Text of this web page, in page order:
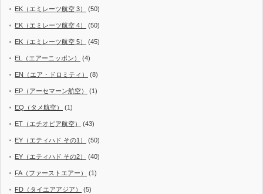
EK（エミレーツ航空 3） (50)
EK（エミレーツ航空 4） (50)
EK（エミレーツ航空 5） (45)
EL（エアーニッポン） (4)
EN（エア・ドロミティ） (8)
EP（アーセマーン航空） (1)
EQ（タメ航空） (1)
ET（エチオピア航空） (43)
EY（エティハド その1） (50)
EY（エティハド その2） (40)
FA（ファーストエアー） (1)
FD（タイエアアジア） (5)